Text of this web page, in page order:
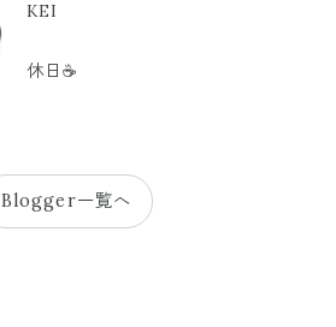
KEI
休日☕️
Blogger一覧へ